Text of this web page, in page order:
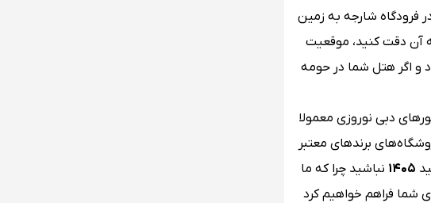
ایرعربیا در فرودگاه شارجه به زمین
هتل باید به آن دقت کنید، موقعیت
و اگر هتل شما در حومه
دبی نوروزی معمولا
برندهای معتبر
۱۴۰۵ نباشید چرا که ما
شما فراهم خواهیم کرد